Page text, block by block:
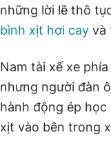
những lời lẽ thô
bình xịt hơi cay và
Nam tài xế xe
nhưng người đàn
hành động ép học
xịt vào bên trong